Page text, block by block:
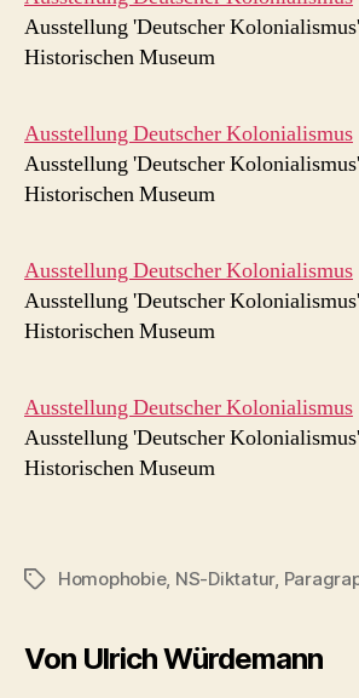
Ausstellung 'Deutscher
Historischen Museum
Ausstellung Deutscher Kolonialismus
Ausstellung 'Deutscher
Historischen Museum
Ausstellung Deutscher Kolonialismus
Ausstellung 'Deutscher
Historischen Museum
Ausstellung Deutscher Kolonialismus
Ausstellung 'Deutscher
Historischen Museum
Schlagwörter
Homophobie, NS-Diktatur,
Von Ulrich Würdemann